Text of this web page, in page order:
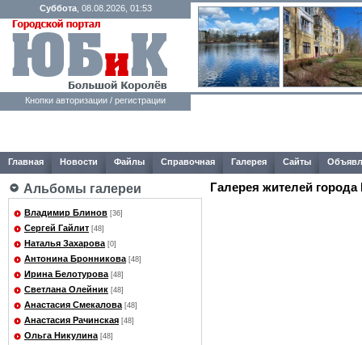
Суббота, 08.08.2026, 01:53
Кнопки авторизации / регистрации
Главная Новости Файлы Справочная Галерея Сайты
Альбомы галереи
Владимир Блинов [36]
Сергей Гайлит [48]
Наталья Захарова [0]
Антонина Бронникова [48]
Ирина Белотурова [48]
Светлана Олейник [48]
Анастасия Смекалова [48]
Анастасия Рачинская [48]
Ольга Никулина [48]
Галерея жителей города